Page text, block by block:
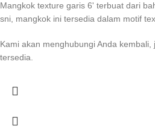
Mangkok texture garis 6' terbuat dari
sni, mangkok ini tersedia dalam motif
Kami akan menghubungi Anda
tersedia.